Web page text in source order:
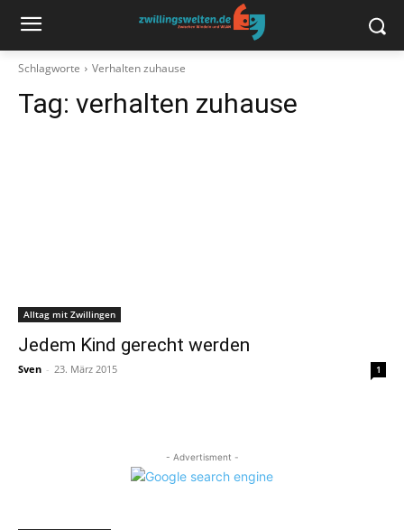
Schlagworte Verhalten zuhause
Tag: verhalten zuhause
Alltag mit Zwillingen
Jedem Kind gerecht werden
Sven - 23. März 2015 1
- Advertisment -